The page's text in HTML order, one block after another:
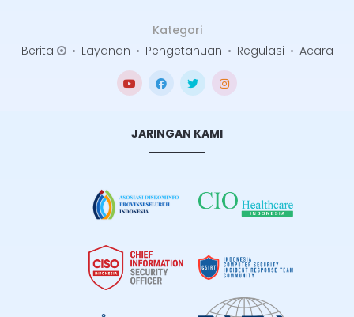
Kategori
Berita
• Layanan • Pengetahuan • Regulasi • Acara
JARINGAN KAMI